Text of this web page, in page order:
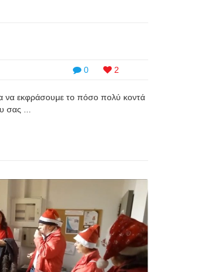
0 2
να εκφράσουμε το πόσο πολύ κοντά
σας ...